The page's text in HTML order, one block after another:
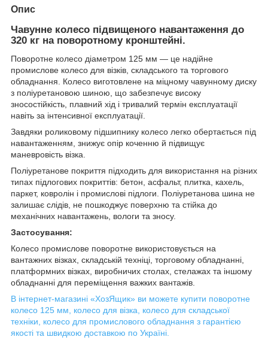
Опис
Чавунне колесо підвищеного навантаження до
320 кг на поворотному кронштейні.
Поворотне колесо діаметром 125 мм — це надійне
промислове колесо для візків, складського та торгового
обладнання. Колесо виготовлене на міцному чавунному диску
з поліуретановою шиною, що забезпечує високу
зносостійкість, плавний хід і тривалий термін експлуатації
навіть за інтенсивної експлуатації.
Завдяки роликовому підшипнику колесо легко обертається під
навантаженням, знижує опір коченню й підвищує
маневровість візка.
Поліуретанове покриття підходить для використання на різних
типах підлогових покриттів: бетон, асфальт, плитка, кахель,
паркет, ковролін і промислові підлоги. Поліуретанова шина не
залишає слідів, не пошкоджує поверхню та стійка до
механічних навантажень, вологи та зносу.
Застосування:
Колесо промислове поворотне використовується на
вантажних візках, складській техніці, торговому обладнанні,
платформних візках, виробничих столах, стелажах та іншому
обладнанні для переміщення важких вантажів.
В інтернет-магазині «ХозЯщик» ви можете купити поворотне
колесо 125 мм, колесо для візка, колесо для складської
техніки, колесо для промислового обладнання з гарантією
якості та швидкою доставкою по Україні.